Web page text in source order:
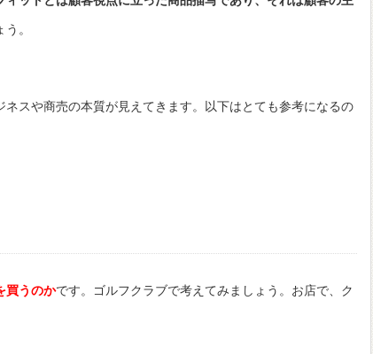
。
スや商売の本質が見えてきます。以下はとても参考になるの
買うのかです。ゴルフクラブで考えてみましょう。お店で、ク